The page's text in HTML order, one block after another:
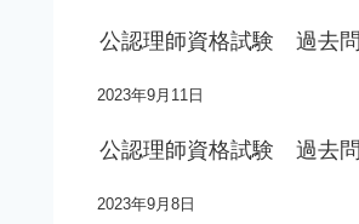
公認理師資格試験 過去
2023年9月11日
公認理師資格試験 過去
2023年9月8日